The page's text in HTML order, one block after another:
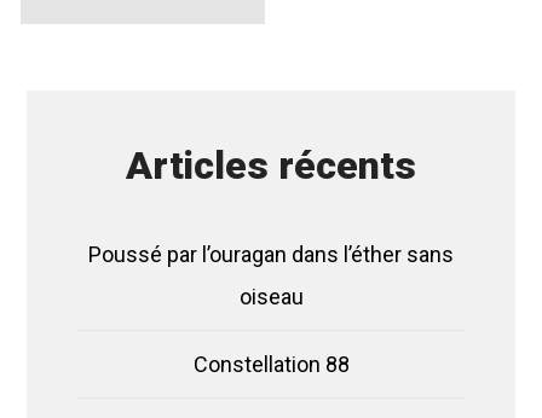
Articles récents
Poussé par l’ouragan dans l’éther sans
oiseau
Constellation 88